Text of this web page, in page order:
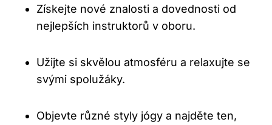
Získejte nové znalosti a⁤ dovednosti od ​
nejlepších instruktorů‌ v oboru.
Užijte si ⁣skvělou‍ atmosféru ⁣a relaxujte se
svými spolužáky.
Objevte ‌různé styly jógy a najděte ten,